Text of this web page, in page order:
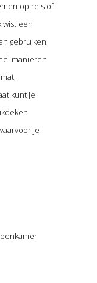
op reis of
wist een
gebruiken
manieren
kunt je
je